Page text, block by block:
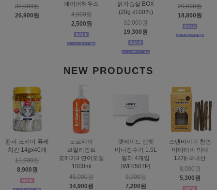
32,000원
26,900원
페이퍼하우스
4,000원
2,500원
닭가슴살 BOX
(20g x100개)
32,000원
19,300원
20,000원
18,800원
NEW PRODUCTS
완피 크리미 퓨레
치킨 14gx40개
11,900원
8,900원
노르웨이
브릴리언트
오메가3 연어오일
1000ml
45,000원
34,900원
펫메이드 엔펫
미니정수기 1.5L
필터 4개입
[WF050TP]
9,900원
7,200원
스탠바이미 천연
마따따비 막대
12개-국내산
8,000원
5,300원